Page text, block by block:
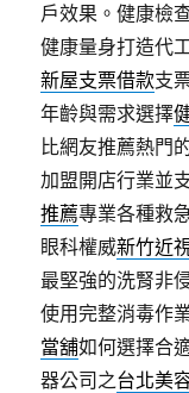
戶效果。健康檢
健康量身打造代
新屋支票借款支
年齡與需求選擇
比網友推薦熱門
加盟開店行業並
推薦專業各種救
眼科權威新竹近
最堅強的洗腎非
使用完整消毒作
當舖如何選擇合
器公司之台北美